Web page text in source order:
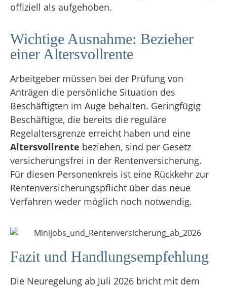
offiziell als aufgehoben.
Wichtige Ausnahme: Bezieher
einer Altersvollrente
Arbeitgeber müssen bei der Prüfung von
Anträgen die persönliche Situation des
Beschäftigten im Auge behalten. Geringfügig
Beschäftigte, die bereits die reguläre
Regelaltersgrenze erreicht haben und eine
Altersvollrente beziehen, sind per Gesetz
versicherungsfrei in der Rentenversicherung.
Für diesen Personenkreis ist eine Rückkehr zur
Rentenversicherungspflicht über das neue
Verfahren weder möglich noch notwendig.
Fazit und Handlungsempfehlung
Die Neuregelung ab Juli 2026 bricht mit dem